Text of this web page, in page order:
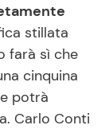
stillata
farà sì che
cinquina
potrà
Carlo Conti